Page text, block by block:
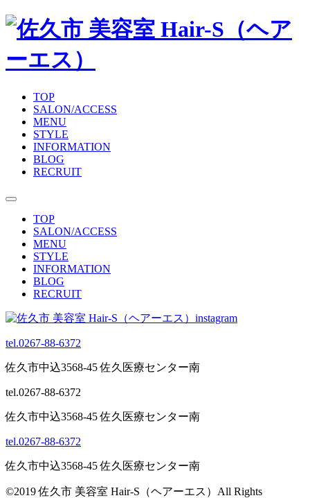
TOP
SALON/ACCESS
MENU
STYLE
INFORMATION
BLOG
RECRUIT
TOP
SALON/ACCESS
MENU
STYLE
INFORMATION
BLOG
RECRUIT
tel.0267-88-6372
佐久市中込3568-45 佐久医療センター南
tel.0267-88-6372
佐久市中込3568-45 佐久医療センター南
tel.0267-88-6372
佐久市中込3568-45 佐久医療センター南
©2019 佐久市 美容室 Hair-S（ヘアーエス）All Rights